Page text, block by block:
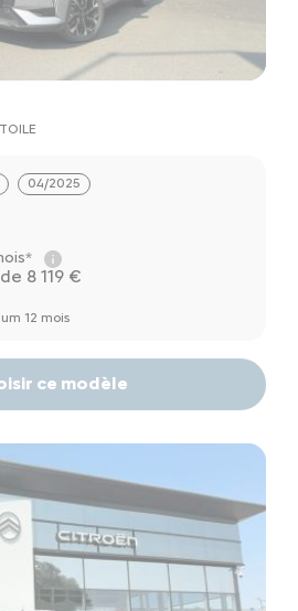
04/2025
8 119 €
12 mois
ce modèle